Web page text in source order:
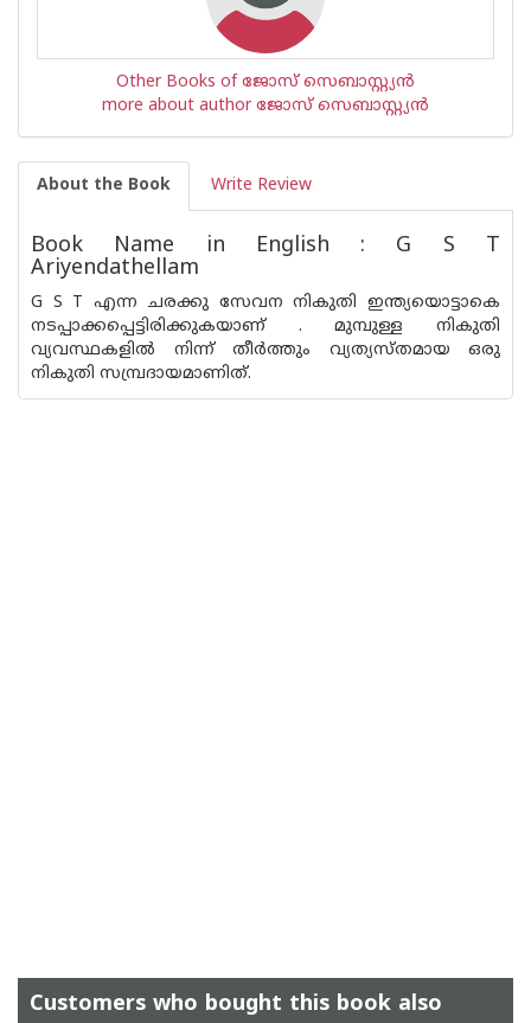
Other Books of ജോസ് സെബാസ്റ്റ്യന്‍
more about author ജോസ് സെബാസ്റ്റ്യന്‍
About the Book Write Review
Book Name in English : G S T
Ariyendathellam
G S T എന്ന ചരക്കു സേവന നികുതി ഇന്ത്യയൊട്ടാകെ
നടപ്പാക്കപ്പെട്ടിരിക്കുകയാണ് . മുമ്പുള്ള നികുതി
വ്യവസ്ഥകളില്‍ നിന്ന് തീര്‍ത്തും വ്യത്യസ്തമായ ഒരു
നികുതി സമ്പ്രദായമാണിത്.
Customers who bought this book also